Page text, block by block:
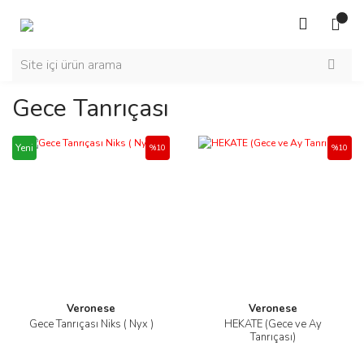
Gece Tanrıçası
Yeni
Veronese
Gece Tanrıçası Niks ( Nyx )
%10
Veronese
HEKATE (Gece ve Ay
Tanrıçası)
%10